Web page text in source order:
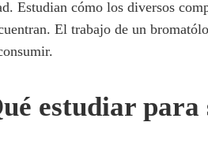
Estudian cómo los diversos
El trabajo de un
estudiar